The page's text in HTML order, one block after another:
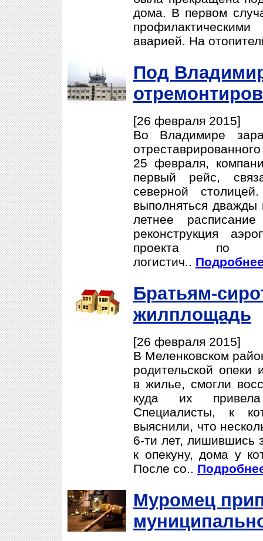
дома. В первом
аварией. На
Под
[26 февраля 2015]
Во Владимире
25 февраля,
первый рейс,
северной
выполняться
летнее
реконструкция
проекта по
логистич..
Братьям-
жилплощадь
[26 февраля 2015]
В Меленковском
родительской
в жилье, смогли
куда их привела
Специалисты, к
выяснили, что
6-ти лет, лишившись
к опекуну, дома у
После со..
Муромец